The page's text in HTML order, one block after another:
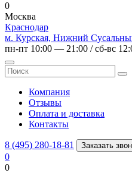
0
Москва
Краснодар
м. Курская, Нижний
пн-пт 10:00 — 21:00 / сб-вс
Компания
Отзывы
Оплата и доставка
Контакты
8 (495) 280-18-81 Заказать
0
0